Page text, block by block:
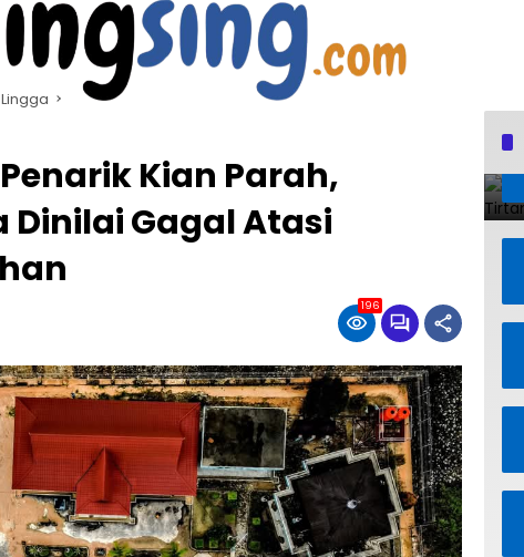
Lingga
Kian Parah,
Dinilai Gagal Atasi
196